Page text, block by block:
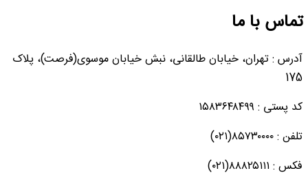
تماس با ما
آدرس : تهران، خیابان طالقانی، نبش خیابان موسوی(فرصت)، پلاک
175
کد پستی : ۱۵۸۳۶۴۸۴۹۹
تلفن : ۸۵۷۳۰۰۰۰(۰۲۱)
فکس : ۸۸۸۲۵۱۱۱(۰۲۱)